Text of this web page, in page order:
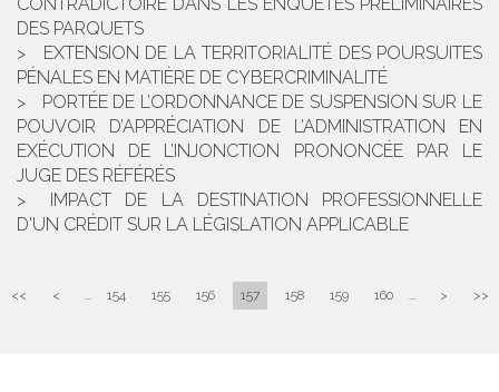
CONTRADICTOIRE DANS LES ENQUÊTES PRÉLIMINAIRES
DES PARQUETS
EXTENSION DE LA TERRITORIALITÉ DES POURSUITES
PÉNALES EN MATIÈRE DE CYBERCRIMINALITÉ
PORTÉE DE L’ORDONNANCE DE SUSPENSION SUR LE
POUVOIR D’APPRÉCIATION DE L’ADMINISTRATION EN
EXÉCUTION DE L’INJONCTION PRONONCÉE PAR LE
JUGE DES RÉFÉRÉS
IMPACT DE LA DESTINATION PROFESSIONNELLE
D'UN CRÉDIT SUR LA LÉGISLATION APPLICABLE
<< < ... 154 155 156 157 158 159 160 ... > >>